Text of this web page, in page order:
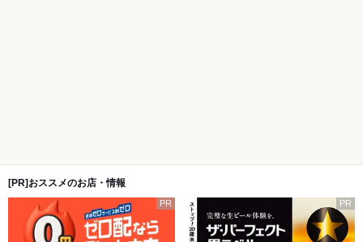
[PR]おススメのお店・情報
PR PR